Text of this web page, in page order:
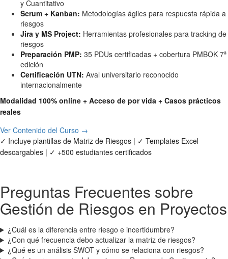
y Cuantitativo
Scrum + Kanban: Metodologías ágiles para respuesta rápida a
riesgos
Jira y MS Project: Herramientas profesionales para tracking de
riesgos
Preparación PMP: 35 PDUs certificadas + cobertura PMBOK 7ª
edición
Certificación UTN: Aval universitario reconocido
internacionalmente
Modalidad 100% online + Acceso de por vida + Casos prácticos
reales
Ver Contenido del Curso →
✓ Incluye plantillas de Matriz de Riesgos | ✓ Templates Excel
descargables | ✓ +500 estudiantes certificados
Preguntas Frecuentes sobre
Gestión de Riesgos en Proyectos
¿Cuál es la diferencia entre riesgo e incertidumbre?
¿Con qué frecuencia debo actualizar la matriz de riesgos?
¿Qué es un análisis SWOT y cómo se relaciona con riesgos?